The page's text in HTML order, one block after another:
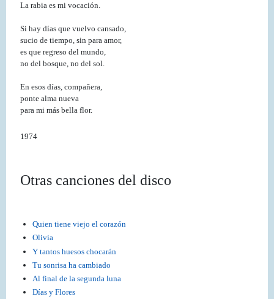
Otras canciones del disco
Quien tiene viejo el corazón
Olivia
Y tantos huesos chocarán
Tu sonrisa ha cambiado
Al final de la segunda luna
Días y Flores
La rabia es mi vocación.
Si hay días que vuelvo cansado,
sucio de tiempo, sin para amor,
es que regreso del mundo,
no del bosque, no del sol.
En esos días, compañera,
ponte alma nueva
para mi más bella flor.
1974